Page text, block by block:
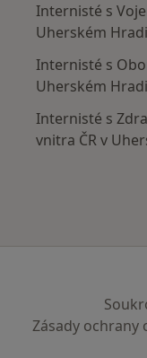
Internisté s
Uherském
Internisté s
Uherském
Internisté s
vnitra ČR v
Zásady ochrany